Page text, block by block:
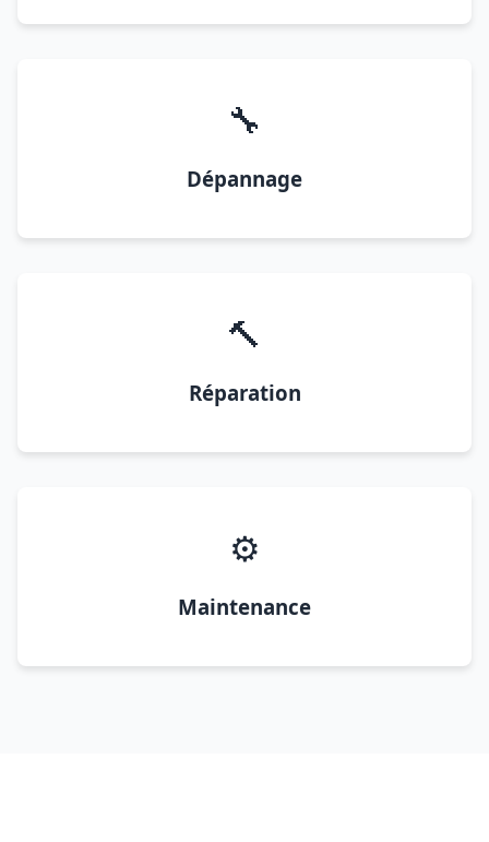
🔧
Dépannage
🔨
Réparation
⚙️
Maintenance